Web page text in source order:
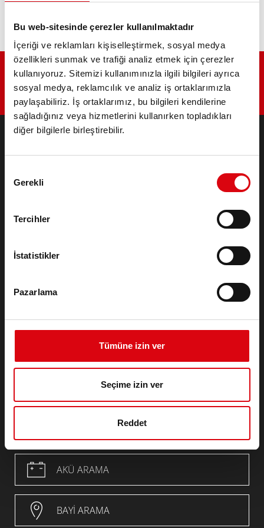
Bu web-sitesinde çerezler kullanılmaktadır
İçeriği ve reklamları kişiselleştirmek, sosyal medya
özellikleri sunmak ve trafiği analiz etmek için çerezler
kullanıyoruz. Sitemizi kullanımınızla ilgili bilgileri ayrıca
sosyal medya, reklamcılık ve analiz iş ortaklarımızla
paylaşabiliriz. İş ortaklarımız, bu bilgileri kendilerine
sağladığınız veya hizmetlerini kullanırken topladıkları
diğer bilgilerle birleştirebilir.
Seçimi
Gerekli
Tercihler
İstatistikler
Pazarlama
Tümüne izin ver
Seçime izin ver
Reddet
ÜRÜNLER
Otomobiller ve ticari araçlar için aksesuarlar
Lithium
İRTIBAT
Künye
Veri Koruma Beyanı
REACH TÜZÜĞÜNE
Uyum
CAProp65_Declaration
PFAS
AKÜ ARAMA
BAYI ARAMA